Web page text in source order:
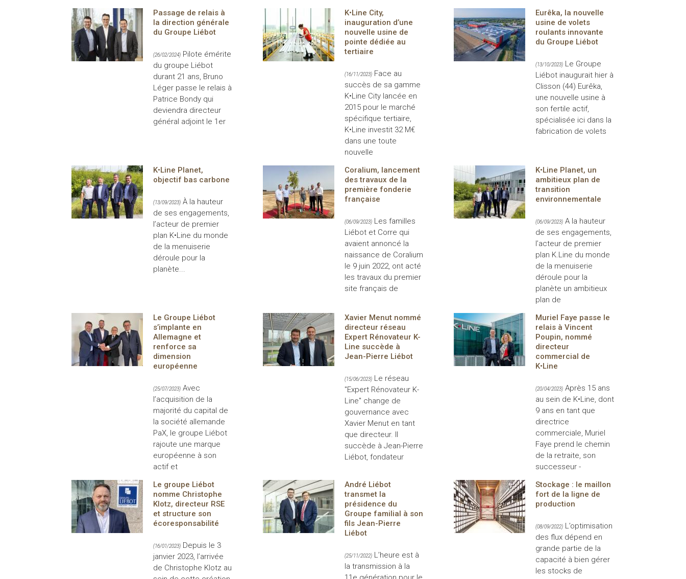
Passage de relais à
la direction générale
du Groupe Liébot
(26/02/2024) Pilote émérite
du groupe Liébot
durant 21 ans, Bruno
Léger passe le relais à
Patrice Bondy qui
deviendra directeur
général adjoint le 1er
K•Line City,
inauguration d’une
nouvelle usine de
pointe dédiée au
tertiaire
(16/11/2023)Face au
succès de sa gamme
K•Line City lancée en
2015 pour le marché
spécifique tertiaire,
K•Line investit 32 M€
dans une toute
nouvelle
Eurêka, la nouvelle
usine de volets
roulants innovante
du Groupe Liébot
(13/10/2023) Le Groupe
Liébot inaugurait hier à
Clisson (44) Eurêka,
une nouvelle usine à
son fertile actif,
spécialisée ici dans la
fabrication de volets
K•Line Planet,
objectif bas carbone
(13/09/2023) À la hauteur
de ses engagements,
l’acteur de premier
plan K•Line du monde
de la menuiserie
déroule pour la
planète...
Coralium, lancement
des travaux de la
première fonderie
française
(06/09/2023)Les familles
Liébot et Corre qui
avaient annoncé la
naissance de Coralium
le 9 juin 2022, ont acté
les travaux du premier
site français de
K•Line Planet, un
ambitieux plan de
transition
environnementale
(06/09/2023) A la hauteur
de ses engagements,
l’acteur de premier
plan K.Line du monde
de la menuiserie
déroule pour la
planète un ambitieux
plan de
Le Groupe Liébot
s’implante en
Allemagne et
renforce sa
dimension
européenne
(25/07/2023) Avec
l’acquisition de la
majorité du capital de
la société allemande
PaX, le groupe Liébot
rajoute une marque
européenne à son
actif et
Xavier Menut nommé
directeur réseau
Expert Rénovateur K-
Line succède à
Jean-Pierre Liébot
(15/06/2023)Le réseau
"Expert Rénovateur K-
Line" change de
gouvernance avec
Xavier Menut en tant
que directeur. Il
succède à Jean-Pierre
Liébot, fondateur
Muriel Faye passe le
relais à Vincent
Poupin, nommé
directeur
commercial de
K•Line
(20/04/2023) Après 15 ans
au sein de K•Line, dont
9 ans en tant que
directrice
commerciale, Muriel
Faye prend le chemin
de la retraite, son
successeur -
Le groupe Liébot
nomme Christophe
Klotz, directeur RSE
et structure son
écoresponsabilité
(16/01/2023) Depuis le 3
janvier 2023, l’arrivée
de Christophe Klotz au
André Liébot
transmet la
présidence du
Groupe familial à son
fils Jean-Pierre
Liébot
(25/11/2022)L’heure est à
la transmission à la
Stockage : le maillon
fort de la ligne de
production
(08/09/2022) L’optimisation
des flux dépend en
grande partie de la
capacité à bien gérer
les stocks de